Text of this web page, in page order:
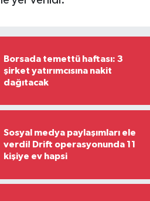
Borsada temettü haftası: 3
şirket yatırımcısına nakit
dağıtacak
Sosyal medya paylaşımları ele
verdi! Drift operasyonunda 11
kişiye ev hapsi